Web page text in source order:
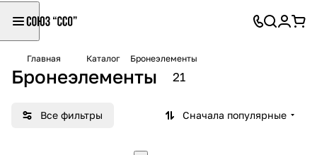
Главная Каталог Бронеэлементы
Бронеэлементы 21
Все фильтры Сначала популярные